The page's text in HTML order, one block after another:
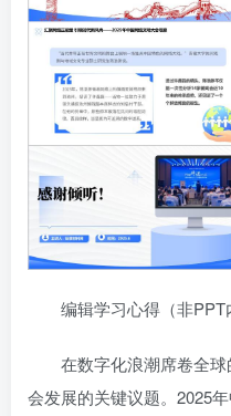
编辑学习心得（非PPT
在数字化浪潮席卷全
会发展的关键议题。2025